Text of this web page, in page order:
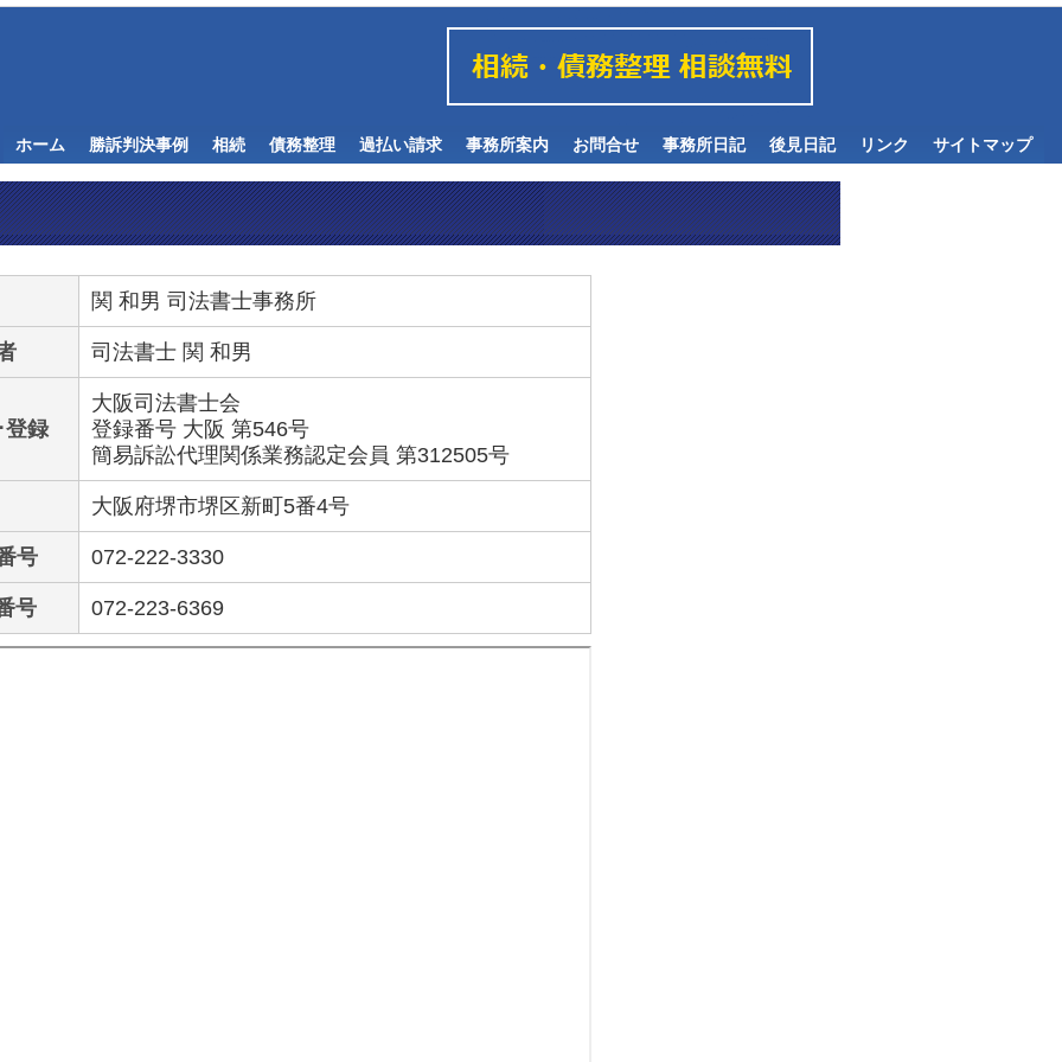
ホーム 勝訴判決事例 相続 債務整理 過払い請求 事務所案内 お問合せ 事務所日記 後見日記 リンク サイトマップ
関 和男 司法書士事務所
司法書士 関 和男
登録
大阪司法書士会
登録番号 大阪 第546号
簡易訴訟代理関係業務認定会員 第312505号
大阪府堺市堺区新町5番4号
号 072-222-3330
号 072-223-6369